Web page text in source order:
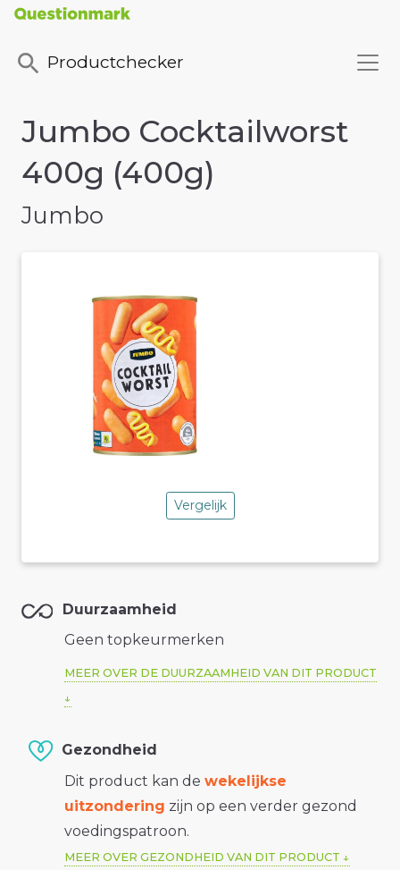
Productchecker
Jumbo Cocktailworst
400g (400g)
Jumbo
Vergelijk
Duurzaamheid
Geen topkeurmerken
MEER OVER DE DUURZAAMHEID VAN DIT PRODUCT
Gezondheid
Dit product kan de wekelijkse
uitzondering zijn op een verder gezond
voedingspatroon.
MEER OVER GEZONDHEID VAN DIT PRODUCT